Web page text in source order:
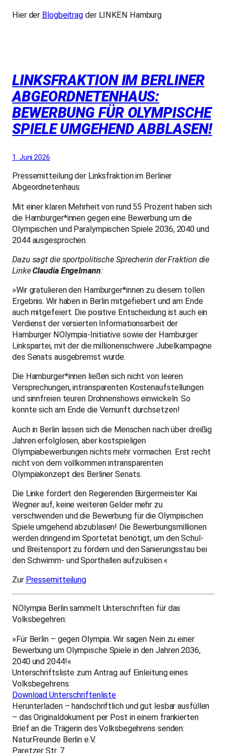
Hier der Blogbeitrag der LINKEN Hamburg
LINKSFRAKTION IM BERLINER
ABGEORDNETENHAUS:
BEWERBUNG FÜR OLYMPISCHE
SPIELE UMGEHEND ABBLASEN!
1. Juni 2026
Pressemitteilung der Linksfraktion im Berliner
Abgeordnetenhaus:
Mit einer klaren Mehrheit von rund 55 Prozent haben sich
die Hamburger*innen gegen eine Bewerbung um die
Olympischen und Paralympischen Spiele 2036, 2040 und
2044 ausgesprochen.
Dazu sagt die sportpolitische Sprecherin der Fraktion die
LinkeClaudia Engelmann:
»Wir gratulieren den Hamburger*innen zu diesem tollen
Ergebnis. Wir haben in Berlin mitgefiebert und am Ende
auch mitgefeiert. Die positive Entscheidung ist auch ein
Verdienst der versierten Informationsarbeit der
Hamburger NOlympia-Initiative sowie der Hamburger
Linkspartei, mit der die millionenschwere Jubelkampagne
des Senats ausgebremst wurde.
Die Hamburger*innen ließen sich nicht von leeren
Versprechungen, intransparenten Kostenaufstellungen
und sinnfreien teuren Drohnenshows einwickeln. So
konnte sich am Ende die Vernunft durchsetzen!
Auch in Berlin lassen sich die Menschen nach über dreißig
Jahren erfolglosen, aber kostspieligen
Olympiabewerbungen nichts mehr vormachen. Erst recht
nicht von dem vollkommen intransparenten
Olympiakonzept des Berliner Senats.
Die Linke fordert den Regierenden Bürgermeister Kai
Wegner auf, keine weiteren Gelder mehr zu
verschwenden und die Bewerbung für die Olympischen
Spiele umgehend abzublasen! Die Bewerbungsmillionen
werden dringend im Sportetat benötigt, um den Schul-
und Breitensport zu fördern und den Sanierungsstau bei
den Schwimm- und Sporthallen aufzulösen.«
Zur Pressemitteilung
NOlympia Berlin sammelt Unterschriften für das
Volksbegehren:
»Für Berlin – gegen Olympia. Wir sagen Nein zu einer
Bewerbung um Olympische Spiele in den Jahren 2036,
2040 und 2044!«
Unterschriftsliste zum Antrag auf Einleitung eines
Volksbegehrens:
Download Unterschriftenliste
Herunterladen – handschriftlich und gut lesbar ausfüllen
– das Originaldokument per Post in einem frankierten
Brief an die Trägerin des Volksbegehrens senden:
NaturFreunde Berlin e.V.
Paretzer Str. 7